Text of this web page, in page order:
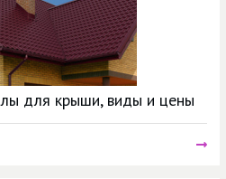
для крыши, виды и цены